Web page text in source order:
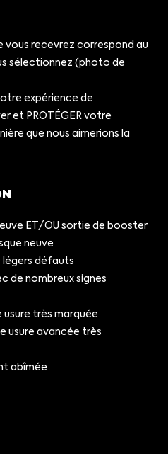
vous recevrez correspond au
sélectionnez (photo de
expérience de
et PROTÉGER votre
que nous aimerions la
ET/OU sortie de booster
neuve
défauts
de nombreux signes
usure très marquée
usure avancée très
abîmée